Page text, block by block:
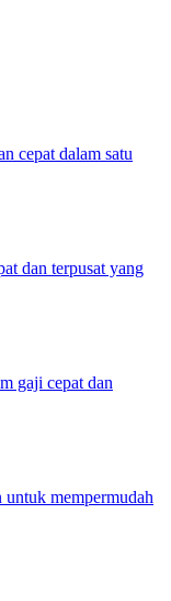
cepat dalam satu
dan terpusat yang
gaji cepat dan
mempermudah